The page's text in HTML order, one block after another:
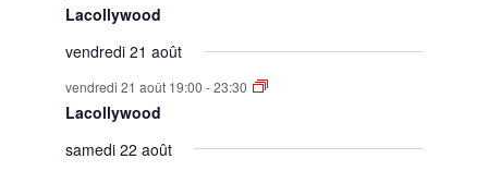
Lacollywood
vendredi 21 août
vendredi 21 août 19:00 -23:30
Lacollywood
samedi 22 août